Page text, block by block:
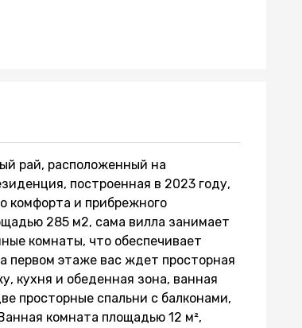
рай, расположенный на
построенная в 2023 году,
комфорта и прибрежного
285 м2, сама вилла занимает
комнаты, что обеспечивает
первом этаже вас ждет просторная
кухня и обеденная зона, ванная
просторные спальни с балконами,
комната площадью 12 м²,